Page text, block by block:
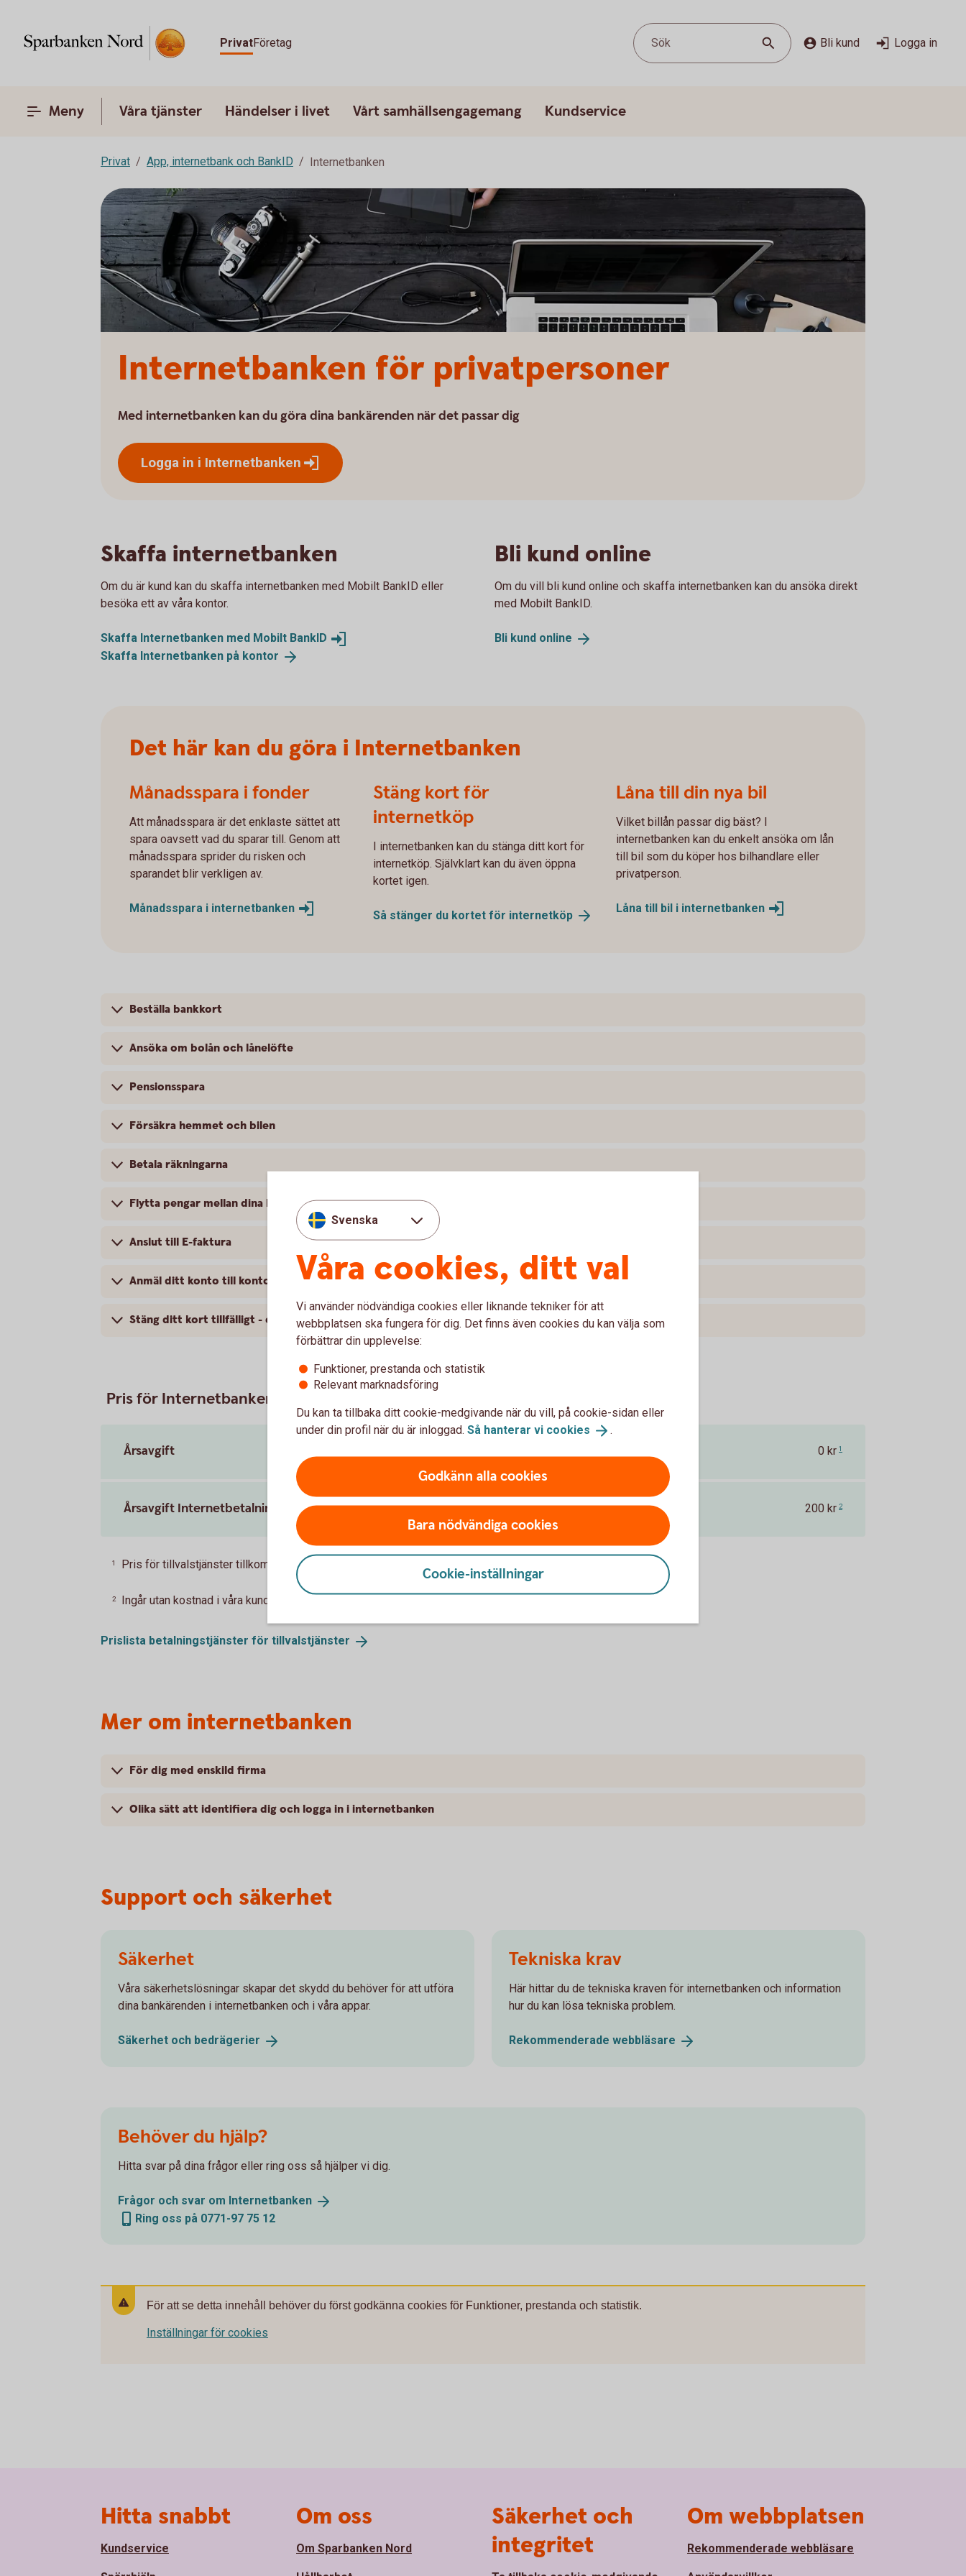
PrivatFöretag Sök Bli kund Logga in
Meny Våra tjänster Händelser i livet Vårt samhällsengagemang Kundservice
Privat App, internetbank och BankID Internetbanken
Internetbanken för privatpersoner
Med internetbanken kan du göra dina bankärenden när det passar dig
Logga in i Internetbanken
Skaffa internetbanken
Om du är kund kan du skaffa internetbanken med Mobilt BankID eller
besöka ett av våra kontor.
Skaffa Internetbanken med Mobilt BankID
Skaffa Internetbanken på kontor
Bli kund online
Om du vill bli kund online och skaffa internetbanken kan du ansöka direkt
med Mobilt BankID.
Bli kund online
Det här kan du göra i Internetbanken
Månadsspara i fonder
Att månadsspara är det enklaste sättet att
spara oavsett vad du sparar till. Genom att
månadsspara sprider du risken och
sparandet blir verkligen av.
Månadsspara i internetbanken
Stäng kort för
internetköp
I internetbanken kan du stänga ditt kort för
internetköp. Självklart kan du även öppna
kortet igen.
Så stänger du kortet för internetköp
Låna till din nya bil
Vilket billån passar dig bäst? I
internetbanken kan du enkelt ansöka om lån
till bil som du köper hos bilhandlare eller
privatperson.
Låna till bil i internetbanken
Beställa bankkort
Ansöka om bolån och lånelöfte
Pensionsspara
Försäkra hemmet och bilen
Betala räkningarna
Flytta pengar mellan dina konton
Anslut till E-faktura
Anmäl ditt konto till kontoregistret
Stäng ditt kort tillfälligt - eller spärra det
Pris för Internetbanken
Årsavgift 0 kr 1
Årsavgift Internetbetalning 200 kr 2
1 Pris för tillvalstjänster tillkommer. Tillbaka
2 Ingår utan kostnad i våra kundpaket.
Prislista betalningstjänster för tillvalstjänster
Mer om internetbanken
För dig med enskild firma
Olika sätt att identifiera dig och logga in i internetbanken
Support och säkerhet
Säkerhet
Våra säkerhetslösningar skapar det skydd du behöver för att utföra
dina bankärenden i internetbanken och i våra appar.
Säkerhet och bedrägerier
Tekniska krav
Här hittar du de tekniska kraven för internetbanken och information
hur du kan lösa tekniska problem.
Rekommenderade webbläsare
Behöver du hjälp?
Hitta svar på dina frågor eller ring oss så hjälper vi dig.
Frågor och svar om Internetbanken
Ring oss på 0771-97 75 12
För att se detta innehåll behöver du först godkänna cookies för Funktioner, prestanda och statistik.
Inställningar för cookies
Svenska
Våra cookies, ditt val
Vi använder nödvändiga cookies eller liknande tekniker för att
webbplatsen ska fungera för dig. Det finns även cookies du kan välja som
förbättrar din upplevelse:
Funktioner, prestanda och statistik
Relevant marknadsföring
Du kan ta tillbaka ditt cookie-medgivande när du vill, på cookie-sidan eller
under din profil när du är inloggad. Så hanterar vi cookies .
Godkänn alla cookies
Bara nödvändiga cookies
Cookie-inställningar
Hitta snabbt
Kundservice
Om oss
Om Sparbanken Nord
Säkerhet och
integritet
Om webbplatsen
Rekommenderade webbläsare